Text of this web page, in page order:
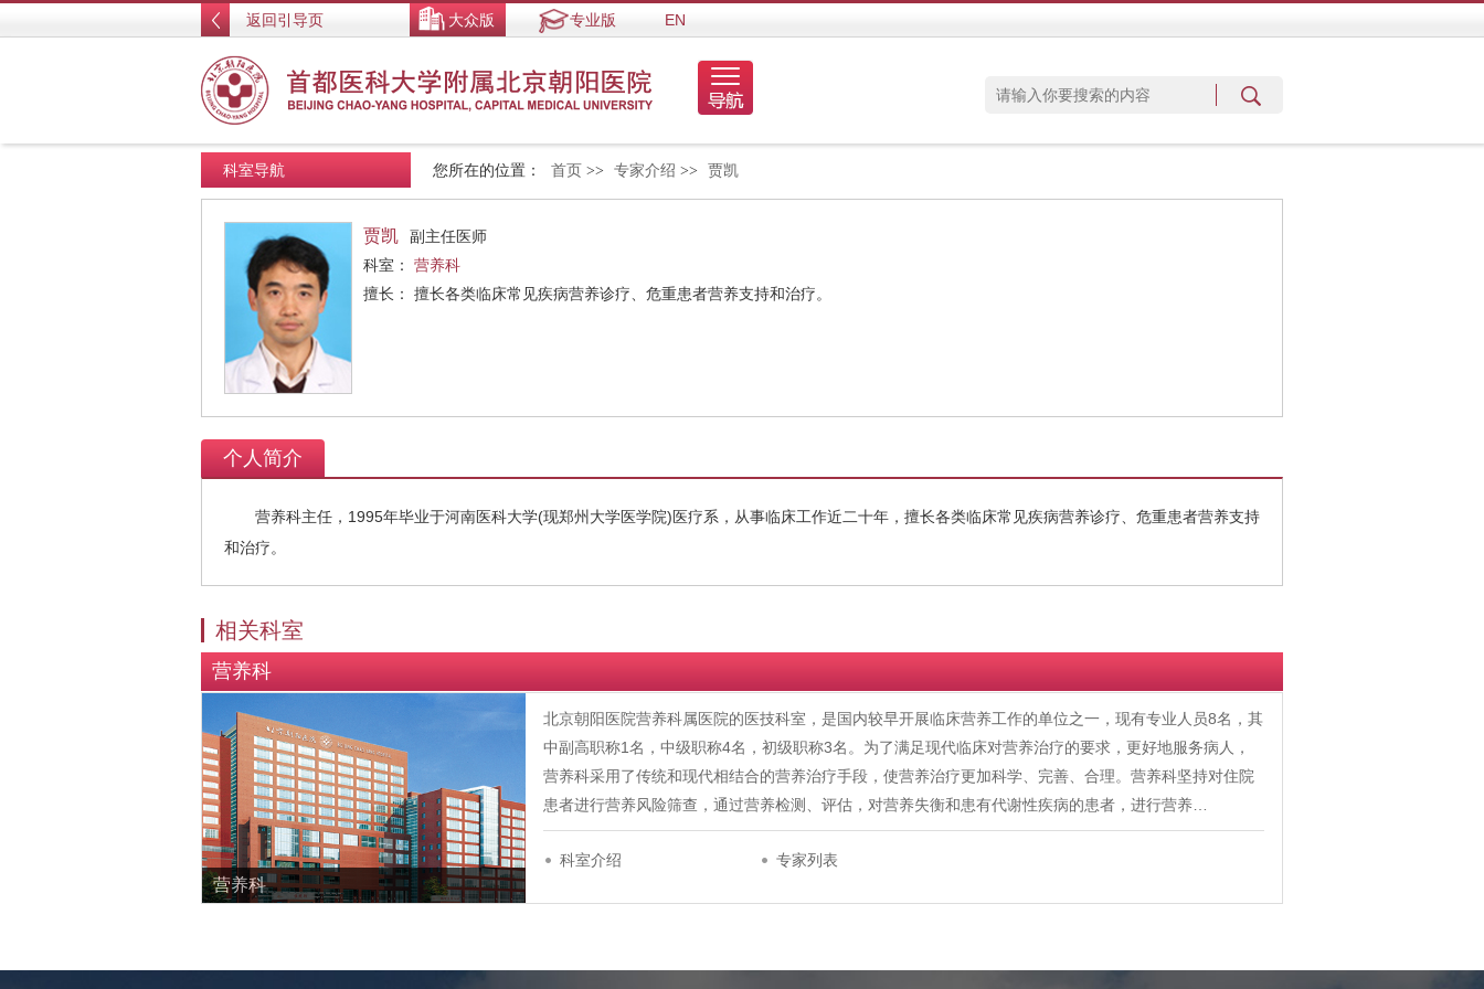
返回引导页 大众版 专业版 EN
您所在的位置： 首页 >> 专家介绍 >> 贾凯
科室导航
贾凯
副主任医师
科室： 营养科
擅长： 擅长各类临床常见疾病营养诊疗、危重患者营养支持和治疗。
个人简介
营养科主任，1995年毕业于河南医科大学(现郑州大学医学院)医疗系，从事临床工作近二十年，擅长各类临床常见疾病营养诊疗、危重患者营养支持
和治疗。
相关科室
营养科
营养科
北京朝阳医院营养科属医院的医技科室，是国内较早开展临床营养工作的单位之一，现有专业人员8名，其
中副高职称1名，中级职称4名，初级职称3名。为了满足现代临床对营养治疗的要求，更好地服务病人，
营养科采用了传统和现代相结合的营养治疗手段，使营养治疗更加科学、完善、合理。营养科坚持对住院
患者进行营养风险筛查，通过营养检测、评估，对营养失衡和患有代谢性疾病的患者，进行营养…
科室介绍 专家列表